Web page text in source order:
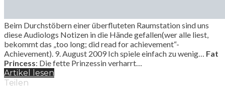
Beim Durchstöbern einer überfluteten Raumstation sind uns
diese Audiologs Notizen in die Hände gefallen(wer alle liest,
bekommt das „too long; did read for achievement“-
Achievement). 9. August 2009 Ich spiele einfach zu wenig… Fat
Princess: Die fette Prinzessin verharrt…
Artikel lesen
Teilen